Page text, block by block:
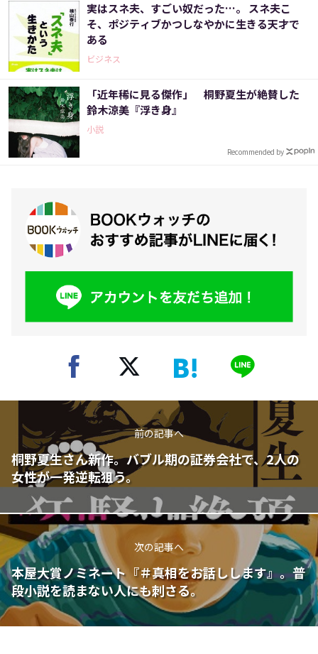
実はスネ夫、すごい奴だった…。 スネ夫こ
そ、ポジティブかつしなやかに生きる天才で
ある
ビジネス
「近年稀に見る傑作」 桐野夏生が絶賛した
鈴木涼美『浮き身』
小説
Recommended by
前の記事へ
桐野夏生さん新作。バブル期の証券会社で、2人の
女性が一発逆転狙う。
次の記事へ
本屋大賞ノミネート『＃真相をお話しします』。普
段小説を読まない人にも刺さる。